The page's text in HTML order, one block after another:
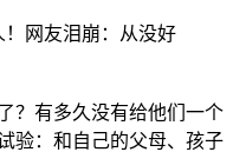
网友泪崩：从没好
？有多久没有给他们一个
验：和自己的父母、孩子